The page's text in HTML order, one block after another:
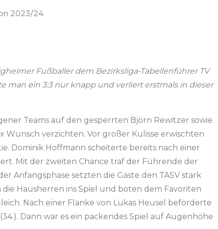
2023/24
Fußballer dem Bezirksliga-Tabellenführer TV
man ein 3:3 nur knapp und verliert erstmals in dieser
Teams auf den gesperrten Björn Rewitzer sowie
verzichten. Vor großer Kulisse erwischten
Dominik Hoffmann scheiterte bereits nach einer
Mit der zweiten Chance traf der Führende der
Anfangsphase setzten die Gäste den TASV stark
Hausherren ins Spiel und boten dem Favoriten
Nach einer Flanke von Lukas Heusel beförderte
Dann war es ein packendes Spiel auf Augenhöhe